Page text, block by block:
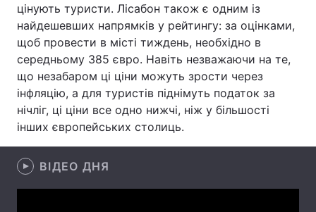
Екологія Регіони
Лонгріди
Відео з Youtube Статті
Інтерв'ю Думки
Архів Вакансії
Контакти
цінують туристи. Лісабон також є одним із
найдешевших напрямків у рейтингу: за оцінками,
щоб провести в місті тиждень, необхідно в
середньому 385 євро. Навіть незважаючи на те,
що незабаром ці ціни можуть зрости через
інфляцію, а для туристів піднімуть податок за
нічліг, ці ціни все одно нижчі, ніж у більшості
інших європейських столиць.
ВІДЕО ДНЯ